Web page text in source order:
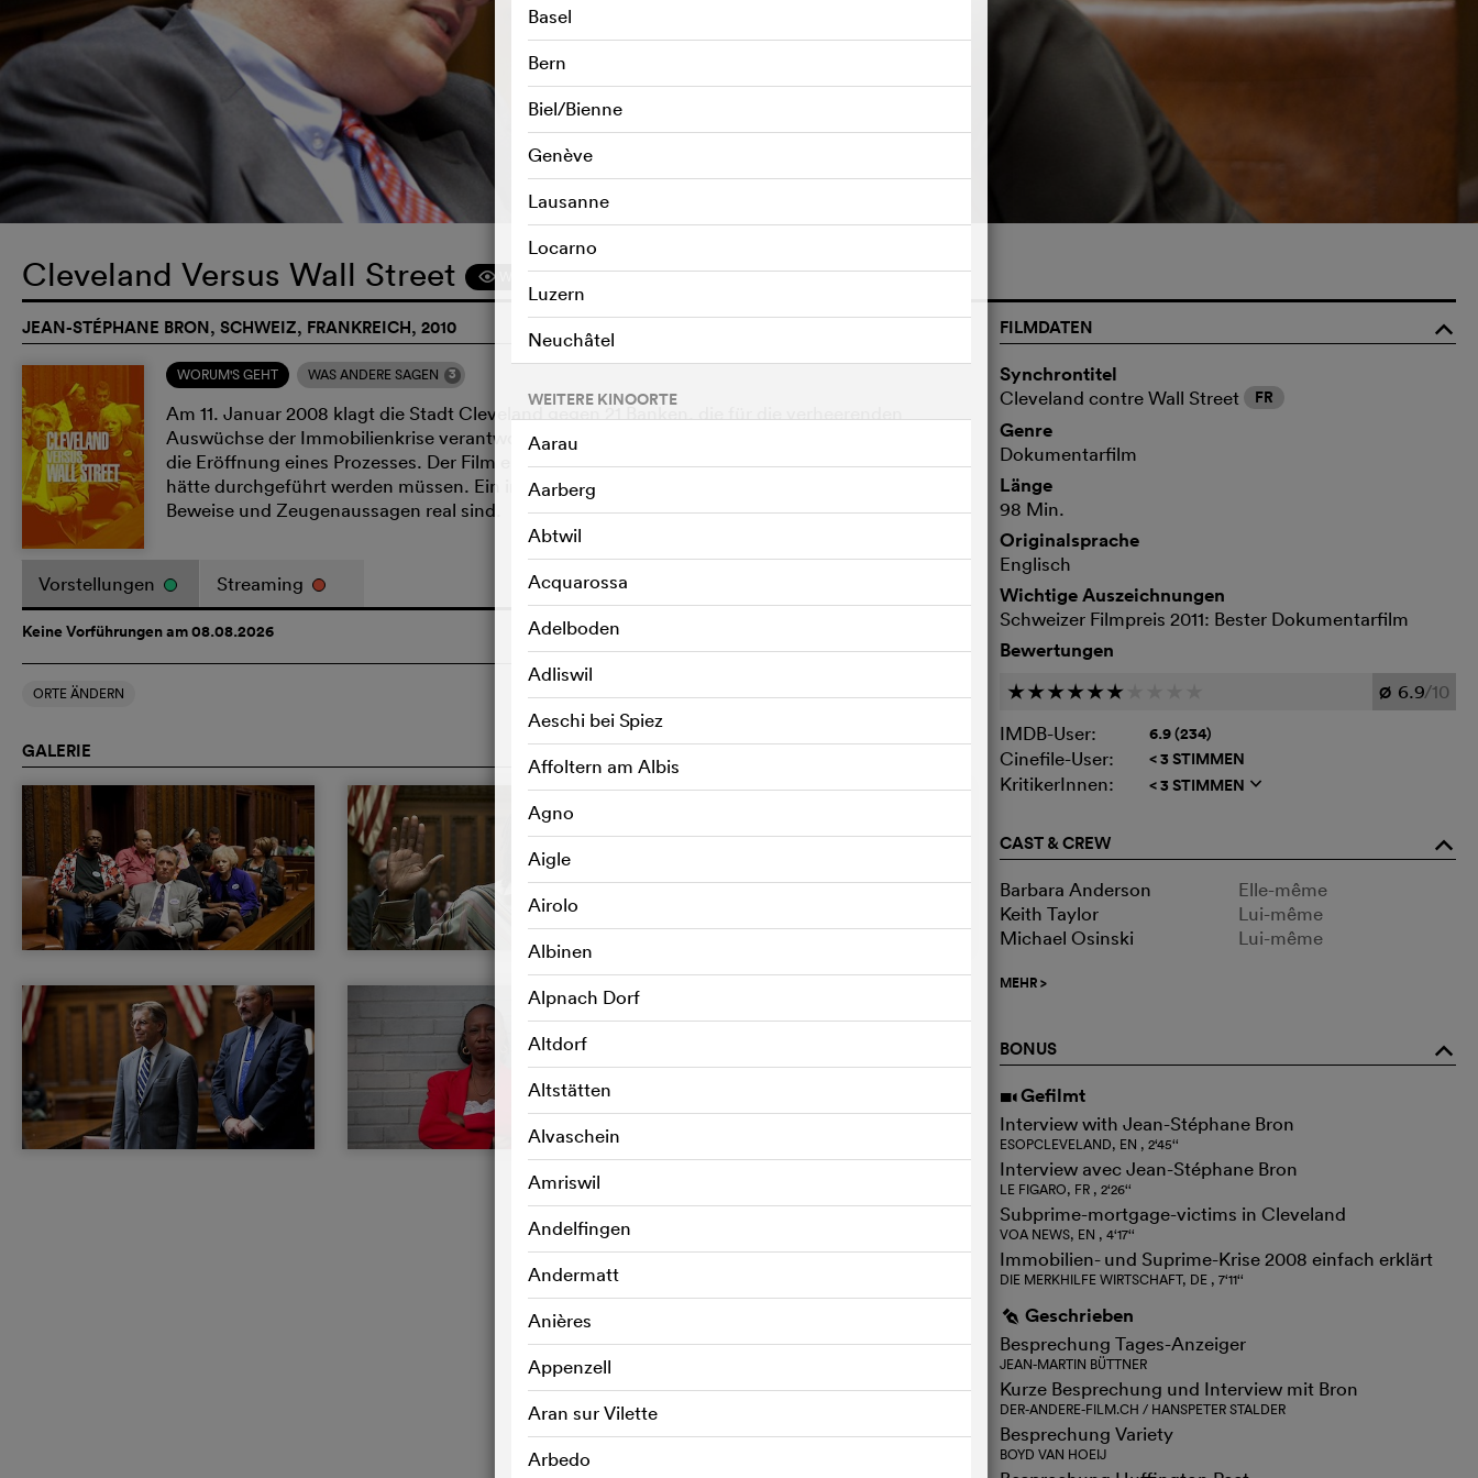
eTRAILER ABSPIELEN
Cleveland Versus Wall Street F WATCHLIST
JEAN-STÉPHANE BRON, SCHWEIZ, FRANKREICH, 2010
WORUM'S GEHT WAS ANDERE SAGEN 3
Am 11. Januar 2008 klagt die Stadt Cleveland gegen 21 Banken, die für die verheerenden
Auswüchse der Immobilienkrise verantwortlich gemacht werden. Doch Wall Street verhindert
die Eröffnung eines Prozesses. Der Film erzählt die Geschichte eines Gerichtsverfahrens, das
hätte durchgeführt werden müssen. Ein inszenierter Film-Prozess, dessen die Protagonisten,
Beweise und Zeugenaussagen real sind.
Vorstellungen Streaming
Keine Vorführungen am 08.08.2026
ORTE ÄNDERN
Basel
Bern
Biel/Bienne
Genève
Lausanne
Locarno
Luzern
Neuchâtel
WEITERE KINOORTE
Aarau
Aarberg
Abtwil
Acquarossa
Adelboden
Adliswil
Aeschi bei Spiez
Affoltern am Albis
Agno
Aigle
Airolo
Albinen
Alpnach Dorf
Altdorf
Altstätten
Alvaschein
Amriswil
Andelfingen
Andermatt
Anières
Appenzell
Aran sur Vilette
Arbedo
GALERIE o
FILMDATEN
o
Synchrontitel
Cleveland contre Wall Street FR
Genre
Dokumentarfilm
Länge
98 Min.
Originalsprache
Englisch
Wichtige Auszeichnungen
Schweizer Filmpreis 2011: Bester Dokumentarfilm
Bewertungen
c c c c c c Ø 6.9/10
IMDB-User:
6.9 (234)
Cinefile-User: < 3 STIMMEN
KritikerInnen: < 3 STIMMEN q
CAST & CREW o
Barbara Anderson
Elle-même
Keith Taylor
Lui-même
Michael Osinski
Lui-même
MEHR>
BONUS o
i Gefilmt
Interview with Jean-Stéphane Bron
ESOPCLEVELAND, EN , 2‘45‘‘
Interview avec Jean-Stéphane Bron
LE FIGARO, FR , 2‘26‘‘
Subprime-mortgage-victims in Cleveland
VOA NEWS, EN , 4‘17‘‘
Immobilien- und Suprime-Krise 2008 einfach erklärt
DIE MERKHILFE WIRTSCHAFT, DE , 7‘11‘‘
g Geschrieben
Besprechung Tages-Anzeiger
JEAN-MARTIN BÜTTNER
Kurze Besprechung und Interview mit Bron
DER-ANDERE-FILM.CH / HANSPETER STALDER
Besprechung Variety
BOYD VAN HOEIJ